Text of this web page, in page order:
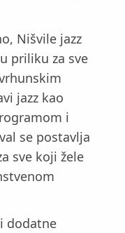
Nišvile jazz
priliku za sve
jazz kao
i
se postavlja
sve koji žele
dodatne